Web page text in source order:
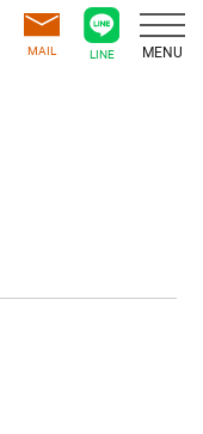
MAIL LINE MENU